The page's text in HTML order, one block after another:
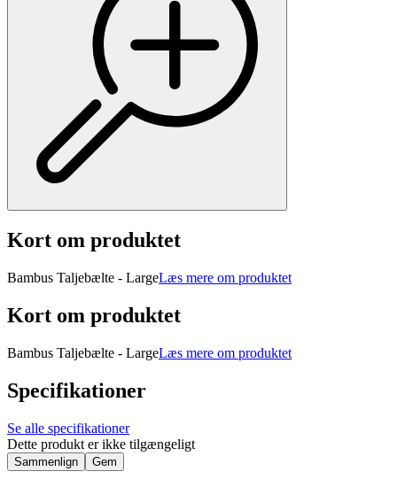
Kort om produktet
Bambus Taljebælte - LargeLæs mere om produktet
Kort om produktet
Bambus Taljebælte - LargeLæs mere om produktet
Specifikationer
Se alle specifikationer
Dette produkt er ikke tilgængeligt
Sammenlign Gem